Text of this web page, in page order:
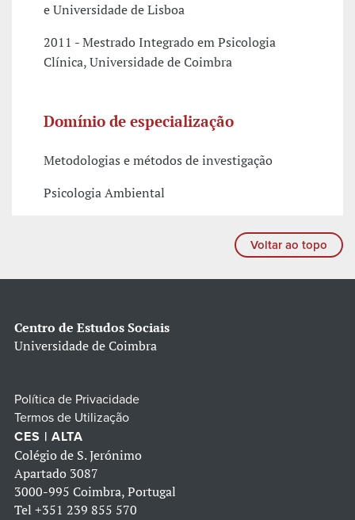
e Universidade de Lisboa
2011 - Mestrado Integrado em Psicologia
Clínica, Universidade de Coimbra
Domínio de especialização
Metodologias e métodos de investigação
Psicologia Ambiental
Voltar ao topo
Centro de Estudos Sociais
Universidade de Coimbra
Política de Privacidade
Termos de Utilização
CES | ALTA
Colégio de S. Jerónimo
Apartado 3087
3000-995 Coimbra, Portugal
Tel +351 239 855 570